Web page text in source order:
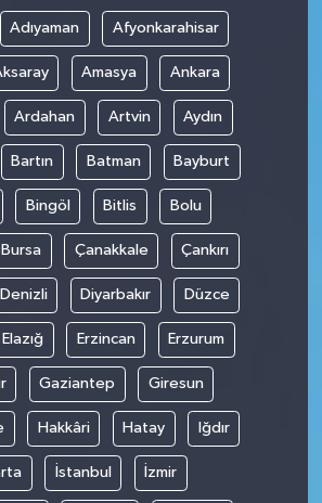
Adıyaman Afyonkarahisar
Amasya Ankara
Ardahan Artvin Aydın
Bartın Batman Bayburt
Bingöl Bitlis Bolu
Bursa Çanakkale Çankırı
Denizli Diyarbakır Düzce
Elazığ Erzincan Erzurum
Gaziantep Giresun
Hakkâri Hatay Iğdır
İstanbul İzmir